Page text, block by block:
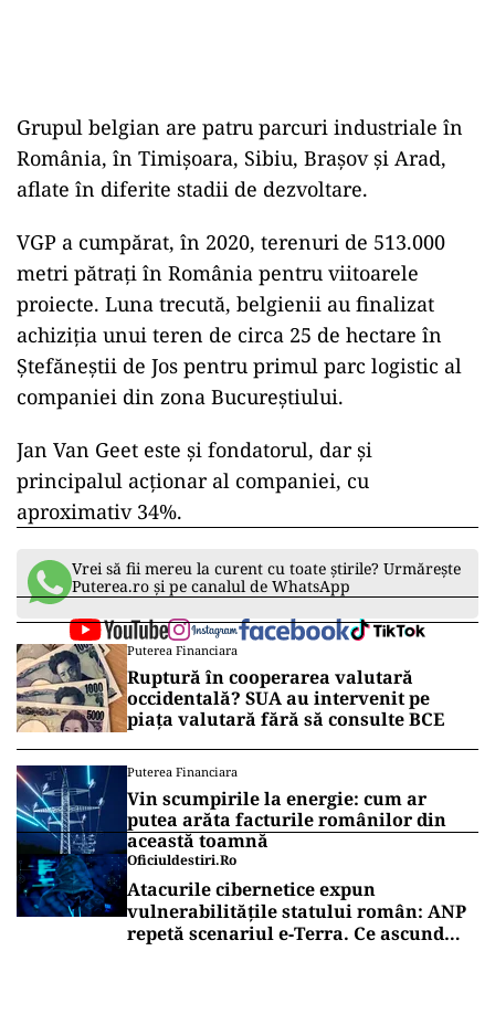
Grupul belgian are patru parcuri industriale în
România, în Timișoara, Sibiu, Brașov și Arad,
aflate în diferite stadii de dezvoltare.
VGP a cumpărat, în 2020, terenuri de 513.000
metri pătrați în România pentru viitoarele
proiecte. Luna trecută, belgienii au finalizat
achiziția unui teren de circa 25 de hectare în
Ștefăneștii de Jos pentru primul parc logistic al
companiei din zona Bucureștiului.
Jan Van Geet este și fondatorul, dar și
principalul acționar al companiei, cu
aproximativ 34%.
Vrei să fii mereu la curent cu toate știrile? Urmărește
Puterea.ro și pe canalul de WhatsApp
Puterea Financiara
Ruptură în cooperarea valutară
occidentală? SUA au intervenit pe
piața valutară fără să consulte BCE
Puterea Financiara
Vin scumpirile la energie: cum ar
putea arăta facturile românilor din
această toamnă
Oficiuldestiri.ro
Atacurile cibernetice expun
vulnerabilitățile statului român: ANP
repetă scenariul e‑Terra. Ce ascund